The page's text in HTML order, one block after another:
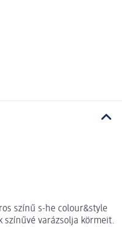
színű s-he colour&style
színűvé varázsolja körmeit.